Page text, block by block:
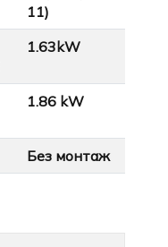
11)
1.63kW
1.86 kW
Без монтаж